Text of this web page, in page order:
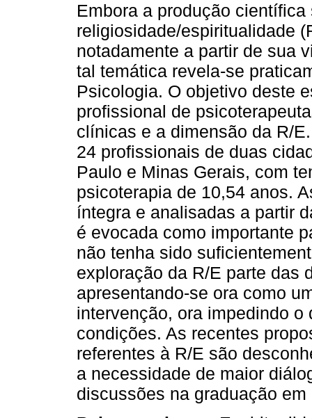
Embora a produção científica
religiosidade/espiritualidade
notadamente a partir de sua
tal temática revela-se
Psicologia. O objetivo deste
profissional de
clínicas e a dimensão da R/
24 profissionais de duas
Paulo e Minas Gerais, com
psicoterapia de 10,54 anos.
íntegra e analisadas a partir
é evocada como importante
não tenha sido
exploração da R/E parte das
apresentando-se ora como
intervenção, ora impedindo
condições. As recentes
referentes à R/E são
a necessidade de maior
discussões na graduação